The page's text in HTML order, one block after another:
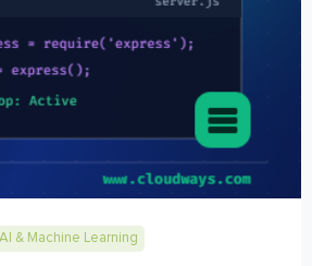
AI & Machine Learning